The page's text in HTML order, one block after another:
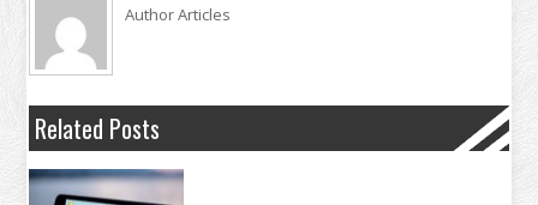
Author Articles
Related Posts